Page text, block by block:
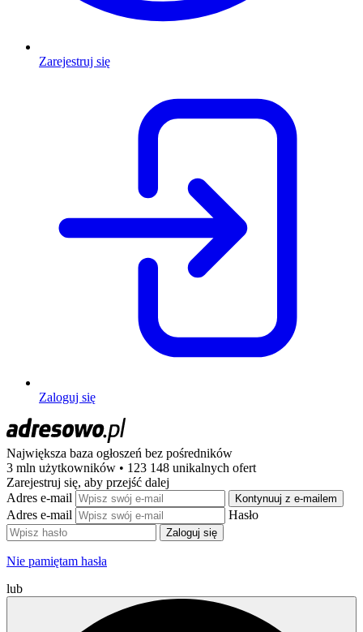
Zarejestruj się
Zaloguj się
Największa baza ogłoszeń bez pośredników
3 mln użytkowników • 123 148 unikalnych ofert
Zarejestruj się, aby przejść dalej
Adres e-mail
Kontynuuj z e-mailem
Adres e-mail Hasło
Zaloguj się
Nie pamiętam hasła
lub